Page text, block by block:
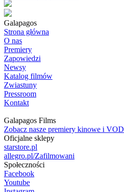
Galapagos
Strona główna
O nas
Premiery
Zapowiedzi
Newsy
Katalog filmów
Zwiastuny
Pressroom
Kontakt
Galapagos Films
Zobacz nasze premiery kinowe i VOD
Oficjalne sklepy
starstore.pl
allegro.pl/Zafilmowani
Społeczności
Facebook
Youtube